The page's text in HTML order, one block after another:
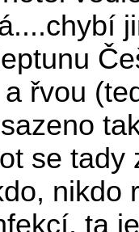
řvou
se
nikdo
ta